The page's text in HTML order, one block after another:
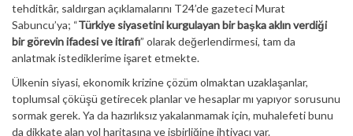
tehditkâr, saldırgan açıklamalarını T24’de gazeteci Murat
Sabuncu’ya; “Türkiye siyasetini kurgulayan bir başka aklın verdiği
bir görevin ifadesi ve itirafı” olarak değerlendirmesi, tam da
anlatmak istediklerime işaret etmekte.
Ülkenin siyasi, ekonomik krizine çözüm olmaktan uzaklaşanlar,
toplumsal çöküşü getirecek planlar ve hesaplar mı yapıyor sorusunu
sormak gerek. Ya da hazırlıksız yakalanmamak için, muhalefeti bunu
da dikkate alan yol haritasına ve işbirliğine ihtiyacı var.